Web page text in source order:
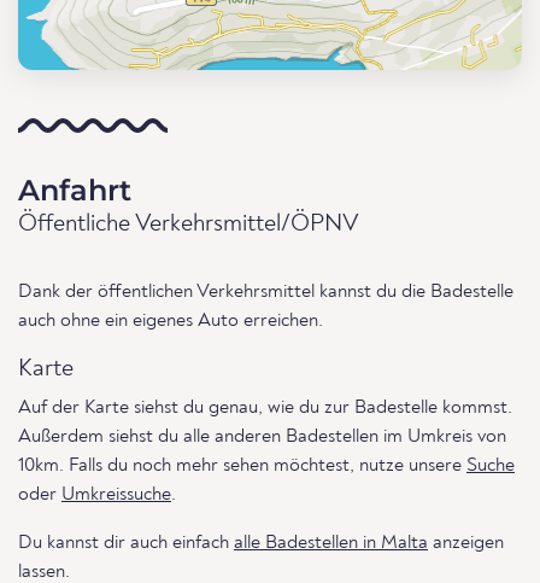
Anfahrt
Öffentliche Verkehrsmittel/ÖPNV
Dank der öffentlichen Verkehrsmittel kannst du die Badestelle
auch ohne ein eigenes Auto erreichen.
Karte
Auf der Karte siehst du genau, wie du zur Badestelle kommst.
Außerdem siehst du alle anderen Badestellen im Umkreis von
10km. Falls du noch mehr sehen möchtest, nutze unsere Suche
oder Umkreissuche.
Du kannst dir auch einfach alle Badestellen in Malta anzeigen
lassen.